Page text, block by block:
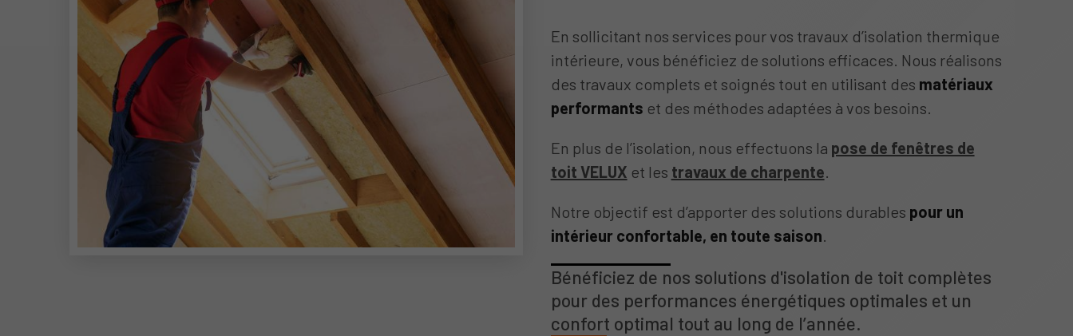
En sollicitant nos services pour vos travaux d’isolation thermique
intérieure, vous bénéficiez de solutions efficaces. Nous réalisons
des travaux complets et soignés tout en utilisant des matériaux
performants et des méthodes adaptées à vos besoins.
En plus de l’isolation, nous effectuons la pose de fenêtres de
toit VELUX et les travaux de charpente.
Notre objectif est d’apporter des solutions durables pour un
intérieur confortable, en toute saison.
Bénéficiez de nos solutions d'isolation de toit complètes
pour des performances énergétiques optimales et un
confort optimal tout au long de l’année.